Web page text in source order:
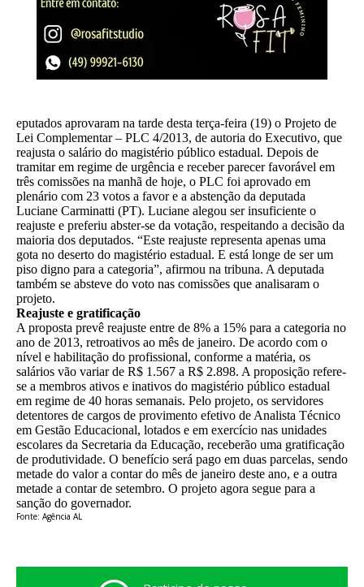
eputados aprovaram na tarde desta terça-feira (19) o Projeto de
Lei Complementar – PLC 4/2013, de autoria do Executivo, que
reajusta o salário do magistério público estadual. Depois de
tramitar em regime de urgência e receber parecer favorável em
três comissões na manhã de hoje, o PLC foi aprovado em
plenário com 23 votos a favor e a abstenção da deputada
Luciane Carminatti (PT). Luciane alegou ser insuficiente o
reajuste e preferiu abster-se da votação, respeitando a decisão da
maioria dos deputados. “Este reajuste representa apenas uma
gota no deserto do magistério estadual. E está longe de ser um
piso digno para a categoria”, afirmou na tribuna. A deputada
também se absteve do voto nas comissões que analisaram o
projeto.
Reajuste e gratificação
A proposta prevê reajuste entre de 8% a 15% para a categoria no
ano de 2013, retroativos ao mês de janeiro. De acordo com o
nível e habilitação do profissional, conforme a matéria, os
salários vão variar de R$ 1.567 a R$ 2.898. A proposição refere-
se a membros ativos e inativos do magistério público estadual
em regime de 40 horas semanais. Pelo projeto, os servidores
detentores de cargos de provimento efetivo de Analista Técnico
em Gestão Educacional, lotados e em exercício nas unidades
escolares da Secretaria da Educação, receberão uma gratificação
de produtividade. O benefício será pago em duas parcelas, sendo
metade do valor a contar do mês de janeiro deste ano, e a outra
metade a contar de setembro. O projeto agora segue para a
sanção do governador.
Fonte: Agência AL